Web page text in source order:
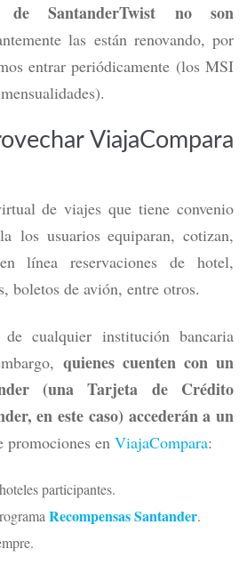
de SantanderTwist no son
las están renovando, por
entrar periódicamente (los MSI
ViajaCompara
de viajes que tiene convenio
los usuarios equiparan, cotizan,
línea reservaciones de hotel,
boletos de avión, entre otros.
de cualquier institución bancaria
quienes cuenten con un
(una Tarjeta de Crédito
en este caso) accederán a un
promociones en ViajaCompara:
participantes.
Recompensas Santander.